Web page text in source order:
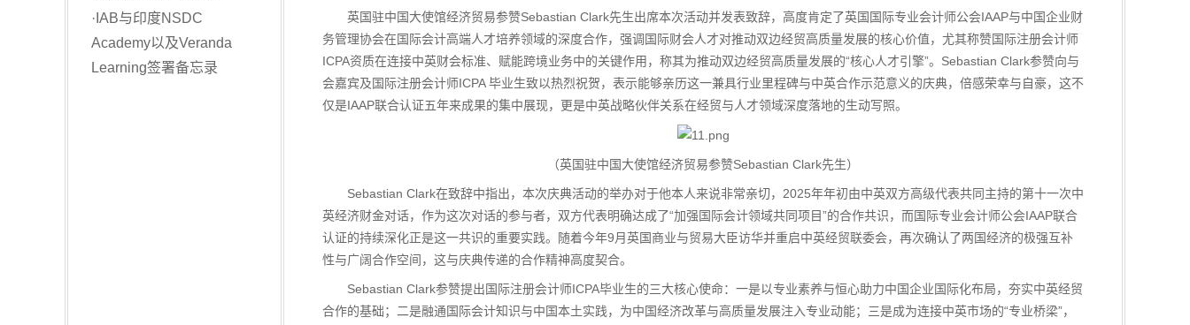
· IAB与印度NSDC
Academy以及Veranda
Learning签署备忘录
英国驻中国大使馆经济贸易参赞Sebastian Clark先生出席本次活动并发表致辞，高度肯定了英国国际专业会计师公会IAAP与中国企业财
务管理协会在国际会计高端人才培养领域的深度合作，强调国际财会人才对推动双边经贸高质量发展的核心价值，尤其称赞国际注册会计师
ICPA资质在连接中英财会标准、赋能跨境业务中的关键作用，称其为推动双边经贸高质量发展的“核心人才引擎”。Sebastian Clark参赞向与
会嘉宾及国际注册会计师ICPA 毕业生致以热烈祝贺，表示能够亲历这一兼具行业里程碑与中英合作示范意义的庆典，倍感荣幸与自豪，这不
仅是IAAP联合认证五年来成果的集中展现，更是中英战略伙伴关系在经贸与人才领域深度落地的生动写照。
（英国驻中国大使馆经济贸易参赞Sebastian Clark先生）
Sebastian Clark在致辞中指出，本次庆典活动的举办对于他本人来说非常亲切，2025年年初由中英双方高级代表共同主持的第十一次中
英经济财金对话，作为这次对话的参与者，双方代表明确达成了“加强国际会计领域共同项目”的合作共识，而国际专业会计师公会IAAP联合
认证的持续深化正是这一共识的重要实践。随着今年9月英国商业与贸易大臣访华并重启中英经贸联委会，再次确认了两国经济的极强互补
性与广阔合作空间，这与庆典传递的合作精神高度契合。
Sebastian Clark参赞提出国际注册会计师ICPA毕业生的三大核心使命：一是以专业素养与恒心助力中国企业国际化布局，夯实中英经贸
合作的基础；二是融通国际会计知识与中国本土实践，为中国经济改革与高质量发展注入专业动能；三是成为连接中英市场的“专业桥梁”，